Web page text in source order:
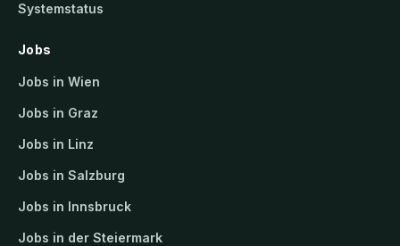
Systemstatus
Jobs
Jobs in Wien
Jobs in Graz
Jobs in Linz
Jobs in Salzburg
Jobs in Innsbruck
Jobs in der Steiermark